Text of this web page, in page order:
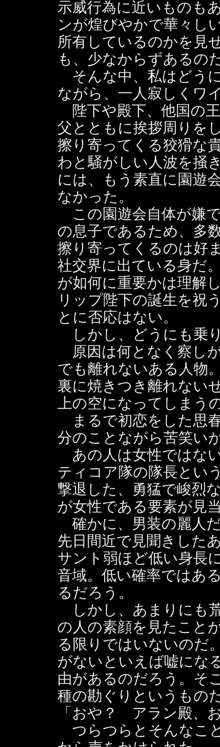
示威行為に近いものも
ンが煌びやかで華々し
所有しているのかを見
も、少なからずあるの
そんな中、私はどう
ながら、一人寂しくワ
陛下や殿下、他国の
父とともに挨拶周りを
擦り寄ってくる狡猾な
わと騒がしい人波を掻
には、もう素直に園遊
なかった。
この園遊会自体が嫌
の息子であるため、多
擦り寄ってくるのは好
社交界に出ている身だ
が如何に重要かは理解
リップ陛下の誕生を祝
とに否応はない。
しかし、どうにも乗
原因は何となく察し
でも離れないある人物
裏に焼きつき離れない
上の空になってしまう
まるで初恋をした思
分のことながら苦笑い
あの人は女性ではな
ティコア隊の隊長とい
撃退した、勇猛で峻烈
が女性である要素が見
確かに、男装の麗人
先日間近で見聞きした
サント弱ほど低い身長
音域。低い確率ではあ
るだろう。
しかし、あまりにも
の人の素顔を見たこと
る限りではいないのだ
がないといえば嘘にな
由があるのだろう。そ
種の勘ぐりというもの
「おや？ アラン殿、
つらつらとそんなこ